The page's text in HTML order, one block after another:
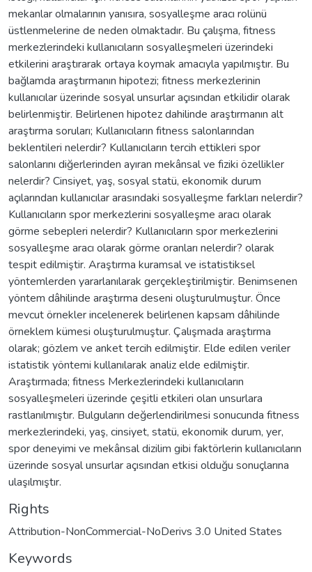
mekanlar olmalarının yanısıra, sosyalleşme aracı rolünü
üstlenmelerine de neden olmaktadır. Bu çalışma, fitness
merkezlerindeki kullanıcıların sosyalleşmeleri üzerindeki
etkilerini araştırarak ortaya koymak amacıyla yapılmıştır. Bu
bağlamda araştırmanın hipotezi; fitness merkezlerinin
kullanıcılar üzerinde sosyal unsurlar açısından etkilidir olarak
belirlenmiştir. Belirlenen hipotez dahilinde araştırmanın alt
araştırma soruları; Kullanıcıların fitness salonlarından
beklentileri nelerdir? Kullanıcıların tercih ettikleri spor
salonlarını diğerlerinden ayıran mekânsal ve fiziki özellikler
nelerdir? Cinsiyet, yaş, sosyal statü, ekonomik durum
açılarından kullanıcılar arasındaki sosyalleşme farkları nelerdir?
Kullanıcıların spor merkezlerini sosyalleşme aracı olarak
görme sebepleri nelerdir? Kullanıcıların spor merkezlerini
sosyalleşme aracı olarak görme oranları nelerdir? olarak
tespit edilmiştir. Araştırma kuramsal ve istatistiksel
yöntemlerden yararlanılarak gerçekleştirilmiştir. Benimsenen
yöntem dâhilinde araştırma deseni oluşturulmuştur. Önce
mevcut örnekler incelenerek belirlenen kapsam dâhilinde
örneklem kümesi oluşturulmuştur. Çalışmada araştırma
olarak; gözlem ve anket tercih edilmiştir. Elde edilen veriler
istatistik yöntemi kullanılarak analiz elde edilmiştir.
Araştırmada; fitness Merkezlerindeki kullanıcıların
sosyalleşmeleri üzerinde çeşitli etkileri olan unsurlara
rastlanılmıştır. Bulguların değerlendirilmesi sonucunda fitness
merkezlerindeki, yaş, cinsiyet, statü, ekonomik durum, yer,
spor deneyimi ve mekânsal dizilim gibi faktörlerin kullanıcıların
üzerinde sosyal unsurlar açısından etkisi olduğu sonuçlarına
ulaşılmıştır.
Rights
Attribution-NonCommercial-NoDerivs 3.0 United States
Keywords